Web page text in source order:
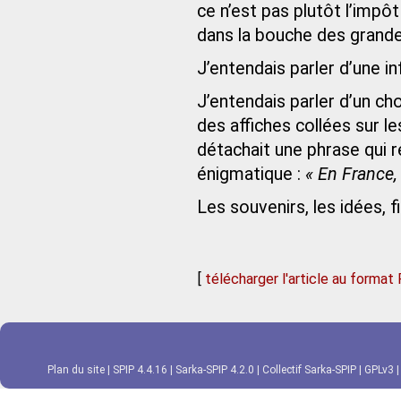
ce n’est pas plutôt
dans la bouche des
J’entendais parler d’une
J’entendais parler d’un
des affiches collées sur
détachait une phrase qui
énigmatique : « En
Les souvenirs, les idées,
[ télécharger l'article au format
Plan du site SPIP 4.4.16 Sarka-SPIP 4.2.0 Collectif Sarka-SPIP GPLv3